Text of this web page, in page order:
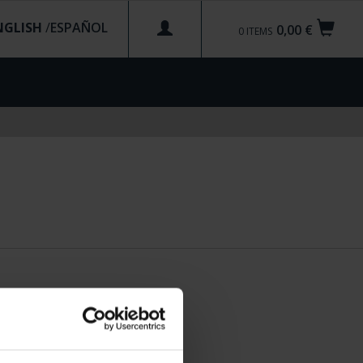
0,00 €
0 ITEMS
/